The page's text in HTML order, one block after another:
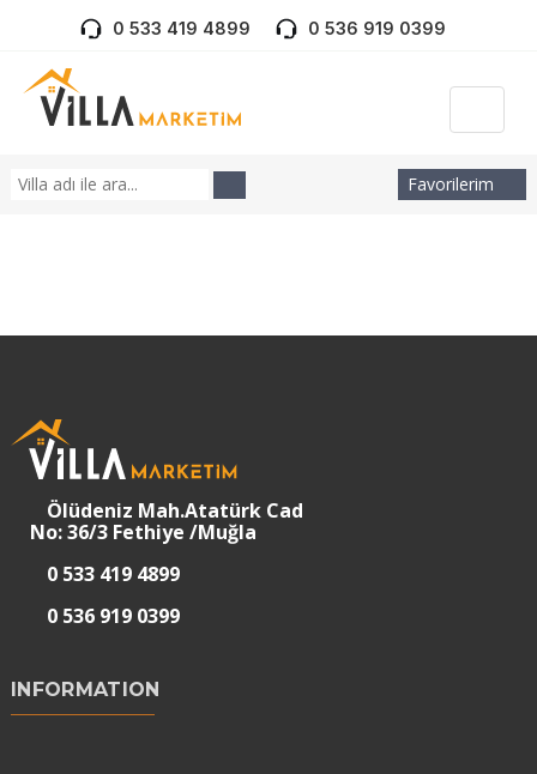
0 533 419 4899 0 536 919 0399
Favorilerim
Ölüdeniz Mah.Atatürk Cad
No: 36/3 Fethiye /Muğla
0 533 419 4899
0 536 919 0399
INFORMATION